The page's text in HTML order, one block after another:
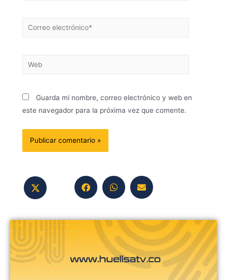
Guarda mi nombre, correo electrónico y web en
este navegador para la próxima vez que comente.